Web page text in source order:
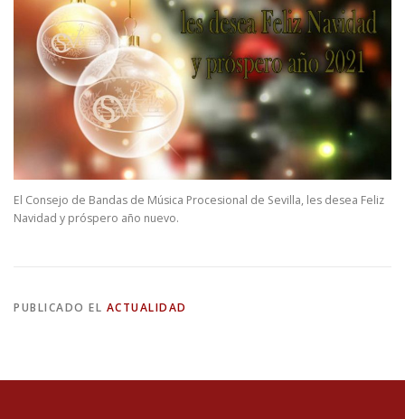
El Consejo de Bandas de Música Procesional de Sevilla, les desea Feliz
Navidad y próspero año nuevo.
PUBLICADO EL ACTUALIDAD